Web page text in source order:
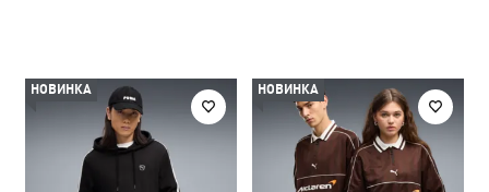
НОВИНКА НОВИНКА